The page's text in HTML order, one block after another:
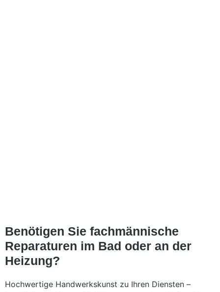
Benötigen Sie fachmännische
Reparaturen im Bad oder an der
Heizung?
Hochwertige Handwerkskunst zu Ihren Diensten –